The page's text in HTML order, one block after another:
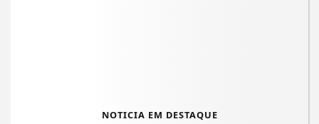
NOTICIA EM DESTAQUE